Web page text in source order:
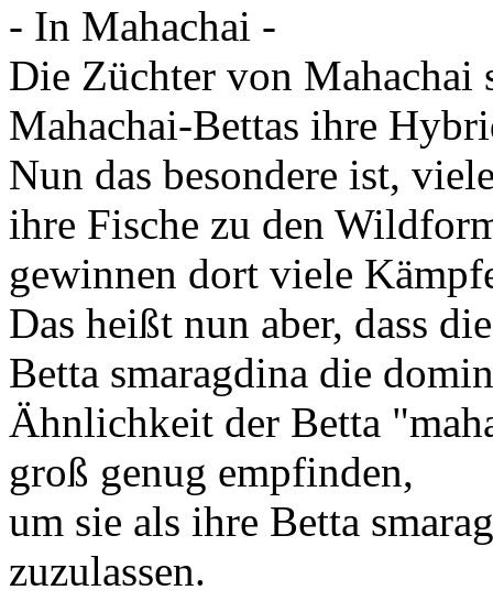
- In Mahachai -
Die Züchter von Mahachai
Mahachai-Bettas ihre
Nun das besondere ist,
ihre Fische zu den
gewinnen dort viele
Das heißt nun aber, dass
Betta smaragdina die
Ähnlichkeit der Betta
groß genug empfinden,
um sie als ihre Betta
zuzulassen.